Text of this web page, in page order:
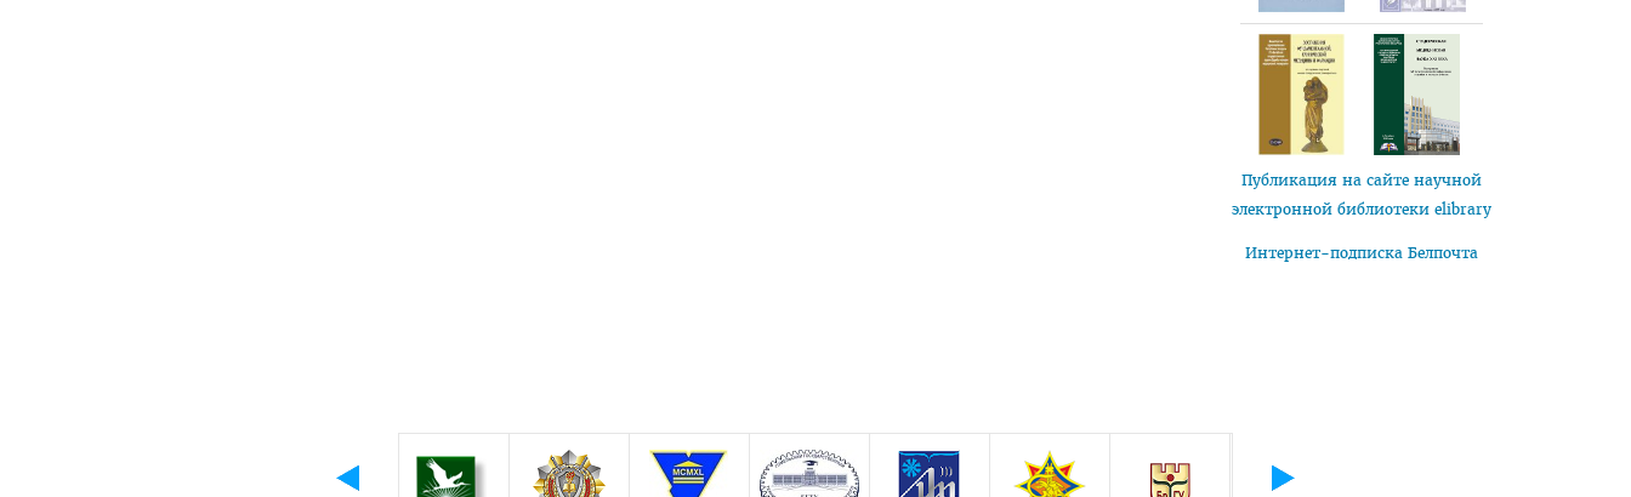
Публикация на сайте научной
электронной библиотеки elibrary
Интернет-подписка Белпочта